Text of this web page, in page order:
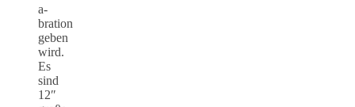
a-
bration
geben
wird.
Es
sind
12″